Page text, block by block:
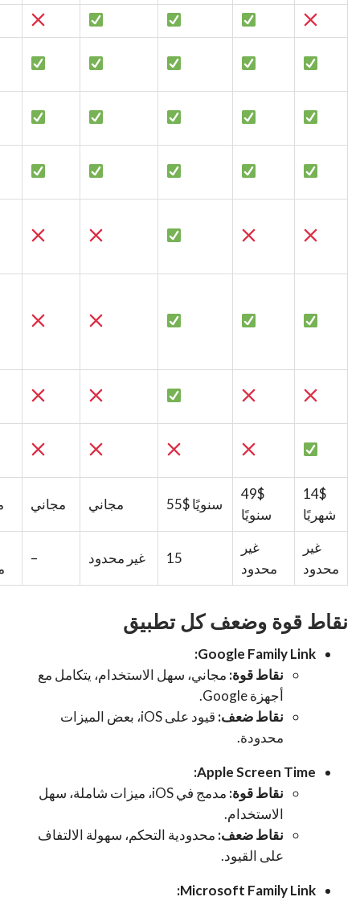
مجاني مجاني 55$ سنويًا
49$
سنويًا
14$
شهريًا
– غير محدود 15
غير
محدود
غير
محدود
نقاط قوة وضعف كل تطبيق
Google Family Link:
نقاط قوة: مجاني، سهل الاستخدام، يتكامل مع
أجهزة Google.
نقاط ضعف:
قيود على iOS، بعض الميزات
محدودة.
Apple Screen Time:
نقاط قوة:
مدمج في iOS، ميزات شاملة، سهل
الاستخدام.
نقاط ضعف: محدودية التحكم، سهولة الالتفاف
على القيود.
Microsoft Family Link: